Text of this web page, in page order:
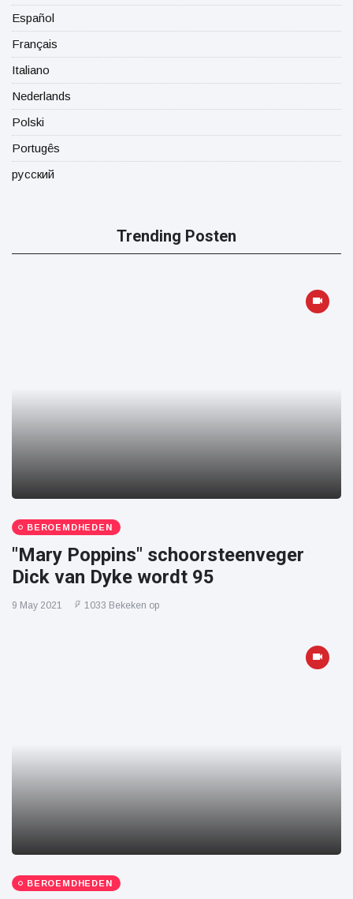
Español
Français
Italiano
Nederlands
Polski
Portugês
русский
Trending Posten
BEROEMDHEDEN
"Mary Poppins" schoorsteenveger
Dick van Dyke wordt 95
9 May 2021 1033 Bekeken op
BEROEMDHEDEN